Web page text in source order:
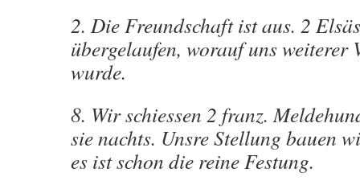
2. Die Freundschaft ist aus. 2
übergelaufen, worauf uns weiterer
wurde.
8. Wir schiessen 2 franz.
sie nachts. Unsre Stellung bauen
es ist schon die reine Festung.